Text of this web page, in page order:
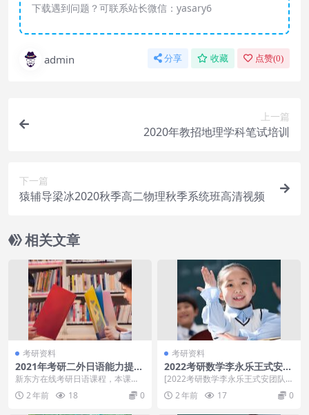
下载遇到问题？可联系站长微信：yasary6
admin 分享 收藏 点赞(0)
上一篇
2020年教招地理学科笔试培训
下一篇
猿辅导梁冰2020秋季高二物理秋季系统班高清视频
相关文章
考研资料
2021年考研二外日语能力提升
阶段
新东方在线考研日语课程，本课程
共8.4G，VIP会员可通过百度网盘转
存下载或者在...
2 年前 18 0
考研资料
2022考研数学李永乐王式安团
队课程全程
[2022考研数学李永乐王式安团队课
程全程]百度云网盘资源
2 年前 17 0